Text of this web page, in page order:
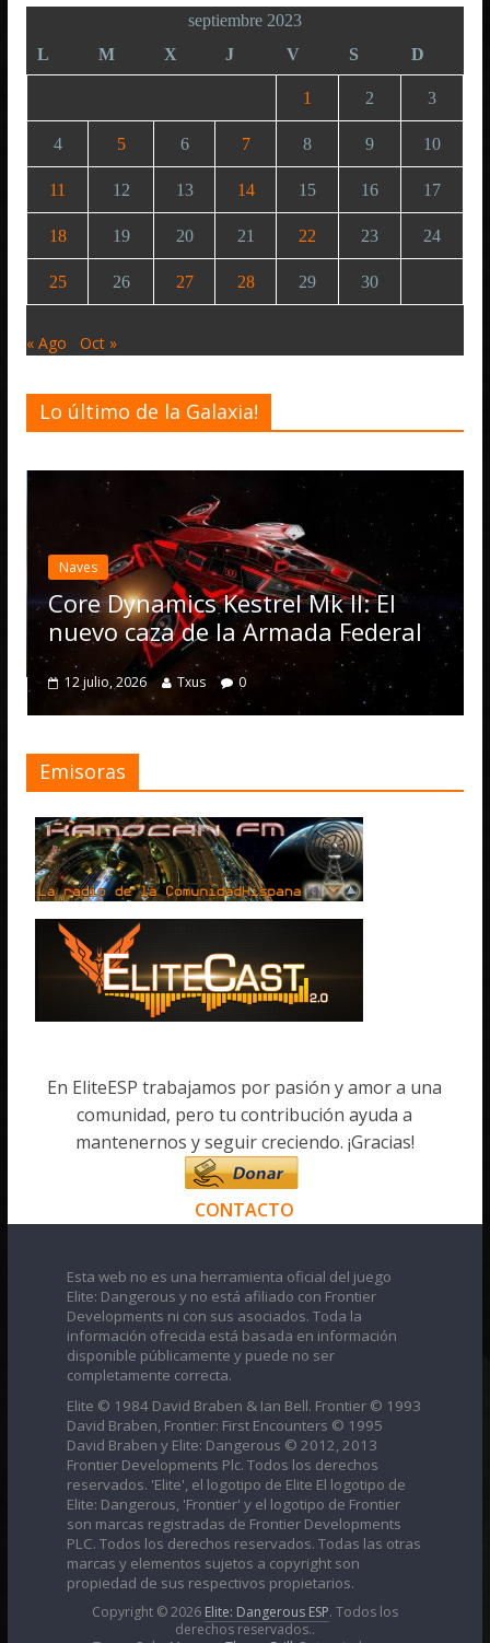
septiembre 2023
L
M X J V S D
1 2 3
4 5 6 7 8 9 10
11 12 13 14 15 16 17
18 19 20 21 22 23 24
25 26 27 28 29 30
« Ago Oct »
Lo último de la Galaxia!
Kestrel Mk II: El
la Armada Federal
0
Elite Dangerous
actualización
Operations, el
numerosas
4 julio, 2026
Emisoras
En EliteESP trabajamos por pasión y amor a una
comunidad, pero tu contribución ayuda a
mantenernos y seguir creciendo. ¡Gracias!
CONTACTO
Esta web no es una herramienta oficial del juego
Elite: Dangerous y no está afiliado con Frontier
Developments ni con sus asociados. Toda la
información ofrecida está basada en información
disponible públicamente y puede no ser
completamente correcta.
Elite © 1984 David Braben & Ian Bell. Frontier © 1993
David Braben, Frontier: First Encounters © 1995
David Braben y Elite: Dangerous © 2012, 2013
Frontier Developments Plc. Todos los derechos
reservados. 'Elite', el logotipo de Elite El logotipo de
Elite: Dangerous, 'Frontier' y el logotipo de Frontier
son marcas registradas de Frontier Developments
PLC. Todos los derechos reservados. Todas las otras
marcas y elementos sujetos a copyright son
propiedad de sus respectivos propietarios.
Copyright © 2026 Elite: Dangerous ESP . Todos los
derechos reservados..